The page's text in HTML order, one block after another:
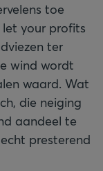
toe
let your profits
ter
wind wordt
waard. Wat
die neiging
aandeel te
presterend